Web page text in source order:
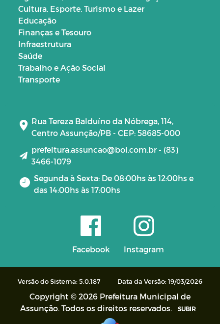
Cultura, Esporte, Turismo e Lazer
Educação
Finanças e Tesouro
Infraestrutura
Saúde
Trabalho e Ação Social
Transporte
Rua Tereza Balduíno da Nóbrega, 114,
Centro Assunção/PB - CEP: 58685-000
prefeitura.assuncao@bol.com.br - (83)
3466-1079
Segunda à Sexta: De 08:00hs às 12:00hs e
das 14:00hs às 17:00hs
Facebook Instagram
Versão do Sistema: 5.0.187 Data da Versão: 19/03/2026
Copyright © 2026 Prefeitura Municipal de
Assunção. Todos os direitos reservados.
SUBIR